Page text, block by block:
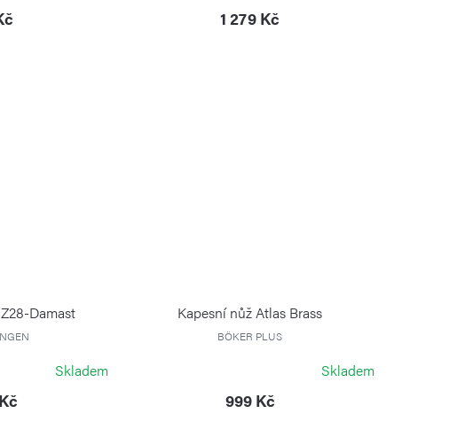
1 279 Kč
Damast
Skladem
Kapesní nůž Atlas Brass
BÖKER PLUS
Skladem
999 Kč